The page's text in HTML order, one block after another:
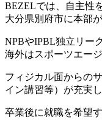
BEZELでは、自主性
大分県別府市に本部
NPBやIPBL独立リー
海外はスポーツエー
フィジカル面からの
イン講習等）が充実し
卒業後に就職を希望